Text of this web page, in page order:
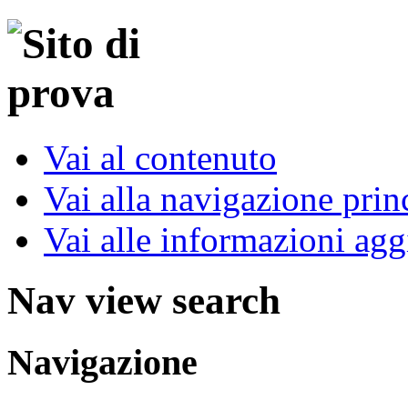
Vai al contenuto
Vai alla navigazione
Vai alle informazioni
Nav view search
Navigazione